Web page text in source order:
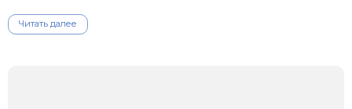
Читать далее